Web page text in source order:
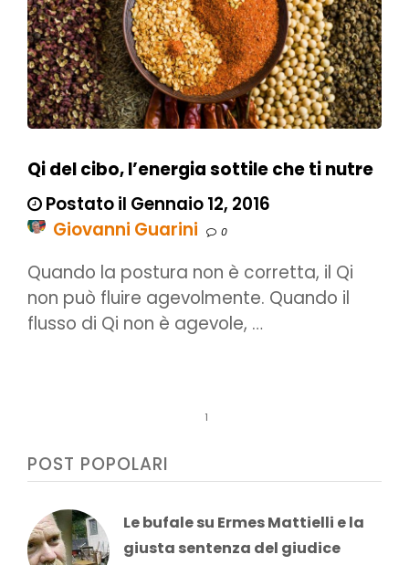
Qi del cibo, l’energia sottile che ti nutre
Postato il Gennaio 12, 2016
Giovanni Guarini
0
Quando la postura non è corretta, il Qi
non può fluire agevolmente. Quando il
flusso di Qi non è agevole, …
1
POST POPOLARI
Le bufale su Ermes Mattielli e la
giusta sentenza del giudice